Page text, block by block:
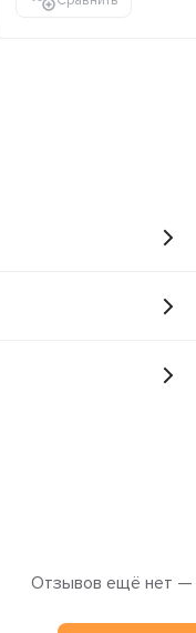
Отзывов ещё нет —